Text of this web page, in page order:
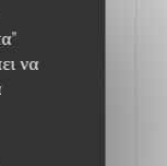
να
!